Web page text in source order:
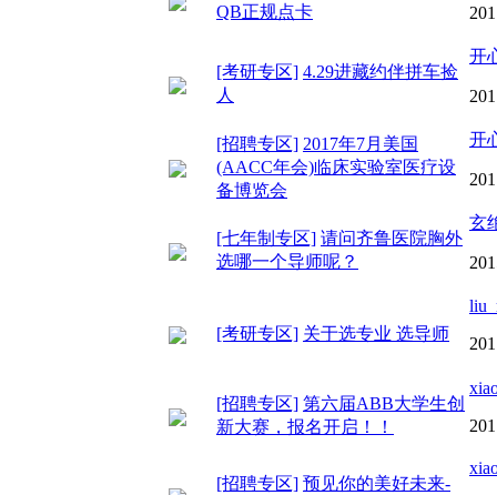
QB正规点卡
[考研专区] 4.29进藏约伴拼车捡
人
开
[招聘专区] 2017年7月美国
(AACC年会)临床实验室医疗设
备博览会
开
[七年制专区] 请问齐鲁医院胸外
选哪一个导师呢？
玄
[考研专区] 关于选专业 选导师
[招聘专区] 第六届ABB大学生创
新大赛，报名开启！！
[招聘专区] 预见你的美好未来-